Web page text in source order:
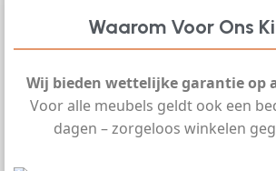
Waarom Voor Ons
Wij bieden wettelijke garantie op
Voor alle meubels geldt ook een
dagen – zorgeloos winkelen